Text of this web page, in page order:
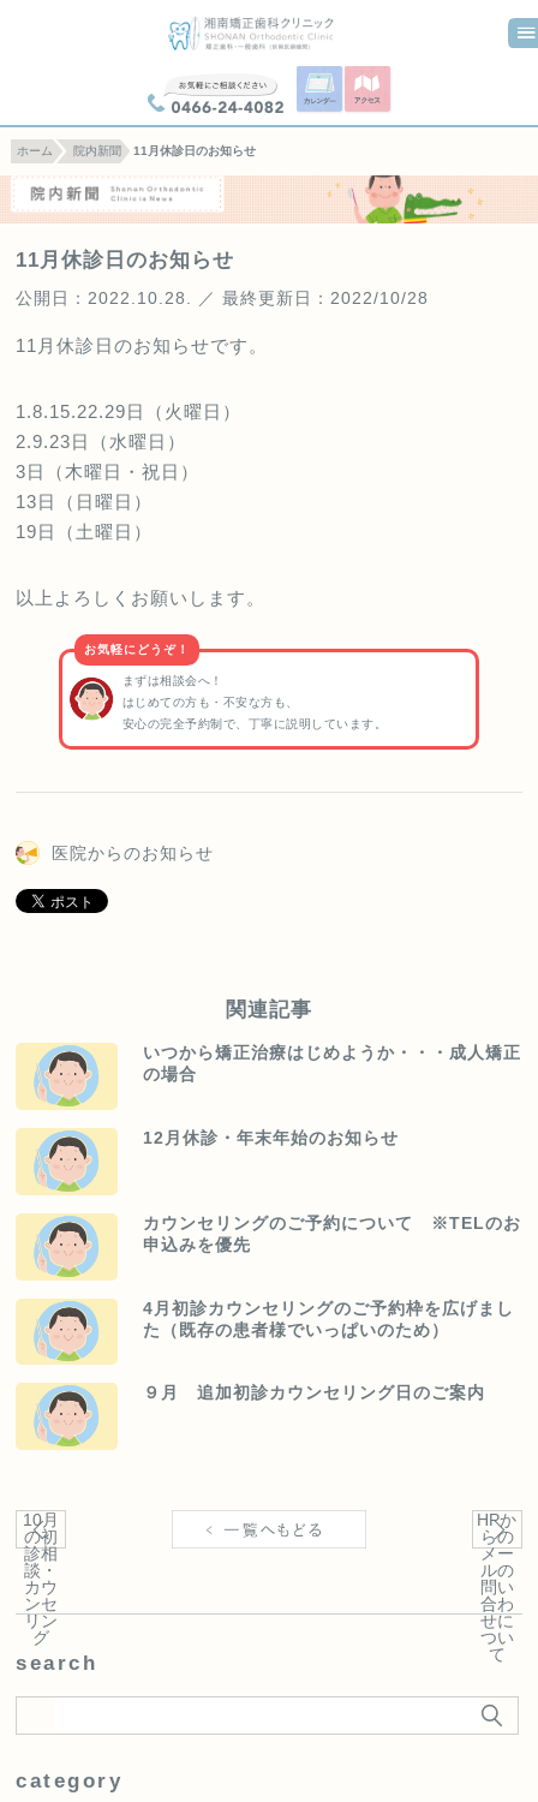
0466-24-4082
ホーム 院内新聞 11月休診日のお知らせ
11月休診日のお知らせ
公開日：2022.10.28. ／ 最終更新日：2022/10/28
11月休診日のお知らせです。
1.8.15.22.29日（火曜日）
2.9.23日（水曜日）
3日（木曜日・祝日）
13日（日曜日）
19日（土曜日）
以上よろしくお願いします。
お気軽にどうぞ！
まずは相談会へ！
はじめての方も・不安な方も、
安心の完全予約制で、丁寧に説明しています。
医院からのお知らせ
関連記事
いつから矯正治療はじめようか・・・成人矯正
の場合
12月休診・年末年始のお知らせ
カウンセリングのご予約について ※TELのお
申込みを優先
4月初診カウンセリングのご予約枠を広げまし
た（既存の患者様でいっぱいのため）
９月 追加初診カウンセリング日のご案内
HPか
らの
メー
ルの
問い
合わ
せに
つい
て
10月
の初
診相
談・
カウ
ンセ
リン
グ
search
category